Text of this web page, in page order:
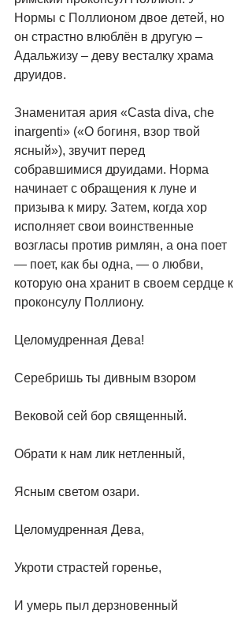
Нормы с Поллионом двое детей, но
он страстно влюблён в другую –
Адальжизу – деву весталку храма
друидов.
Знаменитая ария «Casta diva, che
inargenti» («О богиня, взор твой
ясный»), звучит перед
собравшимися друидами. Норма
начинает с обращения к луне и
призыва к миру. Затем, когда хор
исполняет свои воинственные
возгласы против римлян, а она поет
— поет, как бы одна, — о любви,
которую она хранит в своем сердце к
проконсулу Поллиону.
Целомудренная Дева!
Серебришь ты дивным взором
Вековой сей бор священный.
Обрати к нам лик нетленный,
Ясным светом озари.
Целомудренная Дева,
Укроти страстей горенье,
И умерь пыл дерзновенный